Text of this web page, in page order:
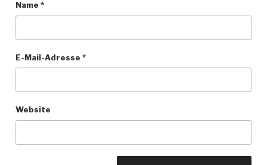
Name *
E-Mail-Adresse *
Website